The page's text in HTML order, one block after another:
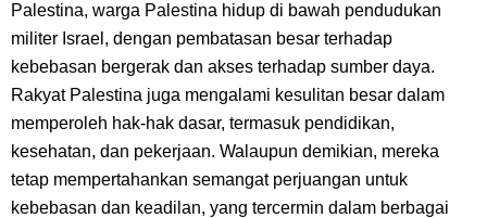
Arti Bendera Seychelles, Negara Kepulauan Yang Terletak Di
Samudra Hindia
Cara Bayar Akulaku Lewat Gopay, Sangat Mudah Dan Tidak Ribet
Sama Sekali
Palestina, warga Palestina hidup di bawah pendudukan
militer Israel, dengan pembatasan besar terhadap
kebebasan bergerak dan akses terhadap sumber daya.
Rakyat Palestina juga mengalami kesulitan besar dalam
memperoleh hak-hak dasar, termasuk pendidikan,
kesehatan, dan pekerjaan. Walaupun demikian, mereka
tetap mempertahankan semangat perjuangan untuk
kebebasan dan keadilan, yang tercermin dalam berbagai